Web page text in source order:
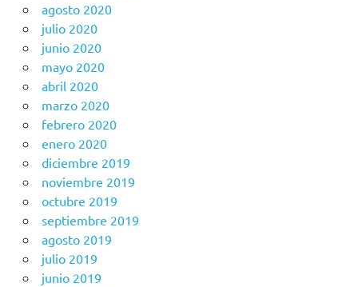
agosto 2020
julio 2020
junio 2020
mayo 2020
abril 2020
marzo 2020
febrero 2020
enero 2020
diciembre 2019
noviembre 2019
octubre 2019
septiembre 2019
agosto 2019
julio 2019
junio 2019